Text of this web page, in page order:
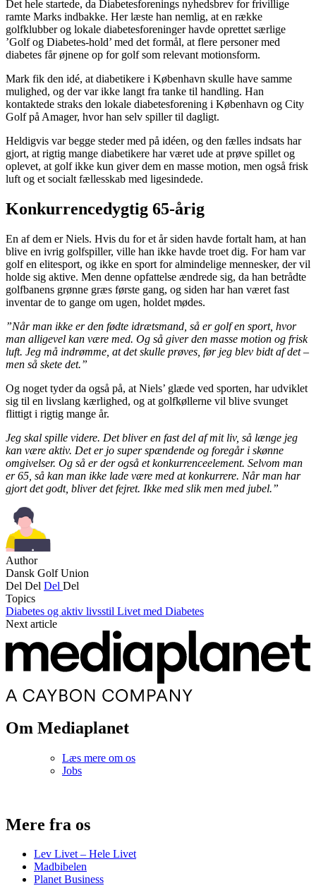
Det hele startede, da Diabetesforenings nyhedsbrev for frivillige
ramte Marks indbakke. Her læste han nemlig, at en række
golfklubber og lokale diabetesforeninger havde oprettet særlige
’Golf og Diabetes-hold’ med det formål, at flere personer med
diabetes får øjnene op for golf som relevant motionsform.
Mark fik den idé, at diabetikere i København skulle have samme
mulighed, og der var ikke langt fra tanke til handling. Han
kontaktede straks den lokale diabetesforening i København og City
Golf på Amager, hvor han selv spiller til dagligt.
Heldigvis var begge steder med på idéen, og den fælles indsats har
gjort, at rigtig mange diabetikere har været ude at prøve spillet og
oplevet, at golf ikke kun giver dem en masse motion, men også frisk
luft og et socialt fællesskab med ligesindede.
Konkurrencedygtig 65-årig
En af dem er Niels. Hvis du for et år siden havde fortalt ham, at han
blive en ivrig golfspiller, ville han ikke havde troet dig. For ham var
golf en elitesport, og ikke en sport for almindelige mennesker, der vil
holde sig aktive. Men denne opfattelse ændrede sig, da han betrådte
golfbanens grønne græs første gang, og siden har han været fast
inventar de to gange om ugen, holdet mødes.
”Når man ikke er den fødte idrætsmand, så er golf en sport, hvor
man alligevel kan være med. Og så giver den masse motion og frisk
luft. Jeg må indrømme, at det skulle prøves, før jeg blev bidt af det –
men så skete det.”
Og noget tyder da også på, at Niels’ glæde ved sporten, har udviklet
sig til en livslang kærlighed, og at golfkøllerne vil blive svunget
flittigt i rigtig mange år.
Jeg skal spille videre. Det bliver en fast del af mit liv, så længe jeg
kan være aktiv. Det er jo super spændende og foregår i skønne
omgivelser. Og så er der også et konkurrenceelement. Selvom man
er 65, så kan man ikke lade være med at konkurrere. Når man har
gjort det godt, bliver det fejret. Ikke med slik men med jubel.”
Author
Dansk Golf Union
Del Del Del Del
Topics
Diabetes og aktiv livsstil Livet med Diabetes
Next article
Om Mediaplanet
Læs mere om os
Jobs
Mere fra os
Lev Livet – Hele Livet
Madbibelen
Planet Business